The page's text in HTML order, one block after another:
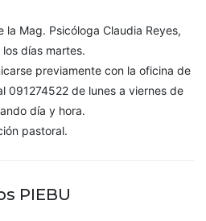
Mag. Psicóloga Claudia Reyes,
días martes.
previamente con la oficina de
091274522 de lunes a viernes de
día y hora.
pastoral.
PIEBU